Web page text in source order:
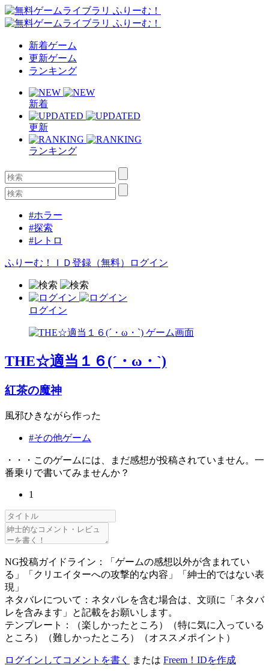
新着ゲーム
更新ゲーム
ランキング
新着
更新
ランキング
#ホラー
#探索
#レトロ
ふりーむ！ＩＤ登録（無料） ログイン
ログイン
THE☆適当１６(´・ω・`)
紅茶の魔神
風邪ひきながら作った
#その他ゲーム
・・・このゲームには、まだ感想が投稿されていません。一
番乗りで書いてみませんか？
1
NG投稿ガイドライン：「ゲームの感想以外が含まれてい
る」「クリエイターへの攻撃的な内容」「紳士的ではない表
現」
ネタバレについて：ネタバレを含む場合は、文頭に「ネタバ
レを含みます」と記載をお願いします。
テンプレート：（楽しかったところ）（特に気に入っている
ところ）（難しかったところ）（オススメポイント）
ログインしてコメントを書く または Freem！IDを作成